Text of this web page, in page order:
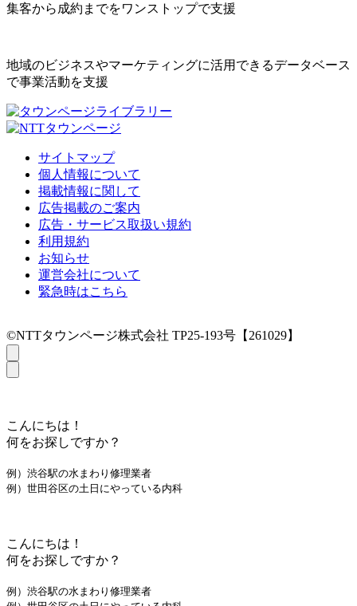
集客から成約までをワンストップで支援
地域のビジネスやマーケティングに活用できるデータベース
で事業活動を支援
サイトマップ
個人情報について
掲載情報に関して
広告掲載のご案内
広告・サービス取扱い規約
利用規約
お知らせ
運営会社について
緊急時はこちら
©NTTタウンページ株式会社 TP25-193号【261029】
こんにちは！
何をお探しですか？
例）渋谷駅の水まわり修理業者
例）世田谷区の土日にやっている内科
こんにちは！
何をお探しですか？
例）渋谷駅の水まわり修理業者